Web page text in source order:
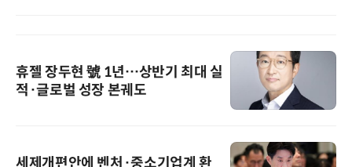
휴젤 장두현 號 1년…상반기 최대 실
적·글로벌 성장 본궤도
세제개편안에 벤처·중소기업계 환